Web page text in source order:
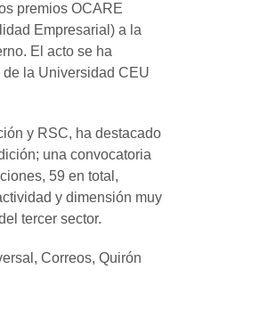
premios OCARE
Empresarial) a la
El acto se ha
la Universidad CEU
y RSC, ha destacado
una convocatoria
59 en total,
y dimensión muy
tercer sector.
Correos, Quirón